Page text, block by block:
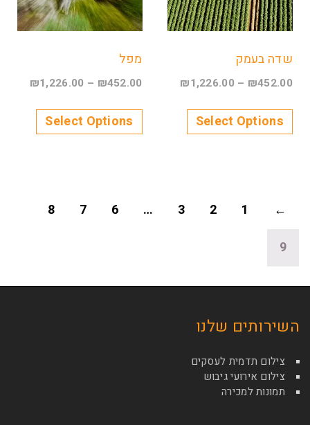
שדה בעמק
₪452.00
–
₪1,226.00
Select Options
מפל
₪452.00
–
₪1,226.00
Select Options
←
1
2
3
…
6
7
8
9
השירותים שלנו
צילום תדמית לעסקים
צילום אירועי גיבוש
תמונות למכירה